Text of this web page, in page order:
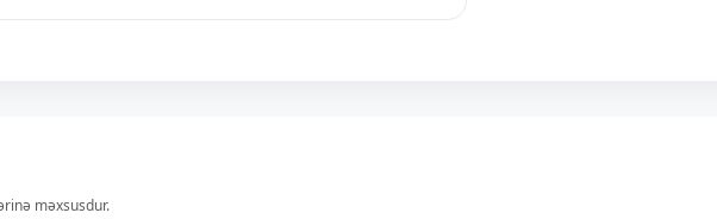
məxsusdur.